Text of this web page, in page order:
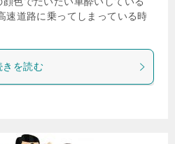
速道路に乗ってしまっている時
きを読む